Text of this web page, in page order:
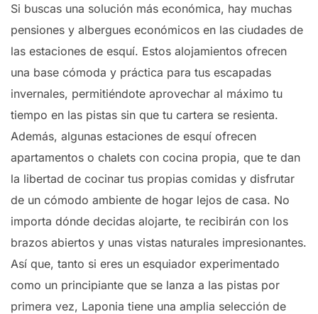
Si buscas una solución más económica, hay muchas
pensiones y albergues económicos en las ciudades de
las estaciones de esquí. Estos alojamientos ofrecen
una base cómoda y práctica para tus escapadas
invernales, permitiéndote aprovechar al máximo tu
tiempo en las pistas sin que tu cartera se resienta.
Además, algunas estaciones de esquí ofrecen
apartamentos o chalets con cocina propia, que te dan
la libertad de cocinar tus propias comidas y disfrutar
de un cómodo ambiente de hogar lejos de casa. No
importa dónde decidas alojarte, te recibirán con los
brazos abiertos y unas vistas naturales impresionantes.
Así que, tanto si eres un esquiador experimentado
como un principiante que se lanza a las pistas por
primera vez, Laponia tiene una amplia selección de